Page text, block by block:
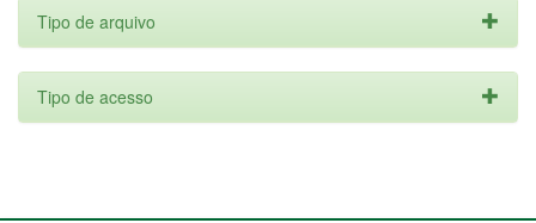
Tipo de arquivo
Tipo de acesso